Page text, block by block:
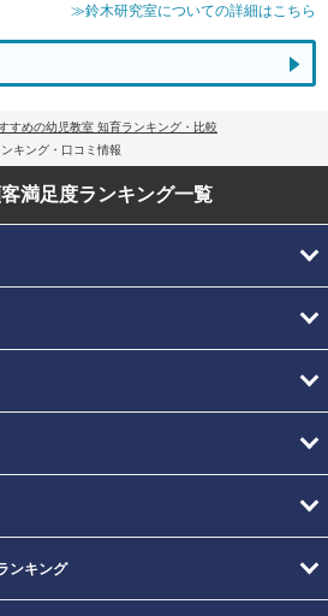
≫鈴木研究室についての詳細はこちら
すめの幼児教室 知育ランキング・比較
キング・口コミ情報
満足度ランキング一覧
ンキング